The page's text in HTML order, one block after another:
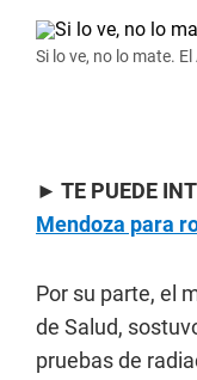
Si lo ve, no lo mate.
► TE PUEDE
Mendoza para
Por su parte, el
de Salud,
pruebas de